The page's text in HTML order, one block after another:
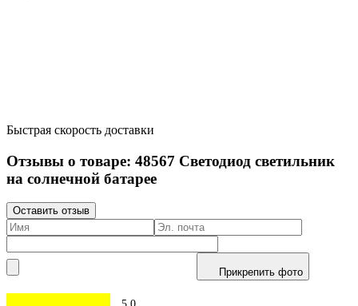
Быстрая скорость доставки
Отзывы о товаре: 48567 Светодиод светильник
на солнечной батарее
Оставить отзыв
Прикрепить фото